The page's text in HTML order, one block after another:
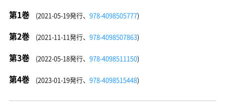
第1巻 (2021-05-19発行、 978-4098505777)
第2巻 (2021-11-11発行、 978-4098507863)
第3巻 (2022-05-18発行、 978-4098511150)
第4巻 (2023-01-19発行、 978-4098515448)